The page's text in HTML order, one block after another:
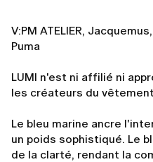
V:PM ATELIER,
Puma
LUMI n'est ni affilié ni
les créateurs du
Le bleu marine ancre
un poids sophistiqué. Le
de la clarté, rendant la